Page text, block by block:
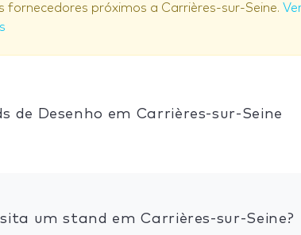
fornecedores próximos a Carrières-sur-Seine.
de Desenho em Carrières-sur-Seine
um stand em Carrières-sur-Seine?